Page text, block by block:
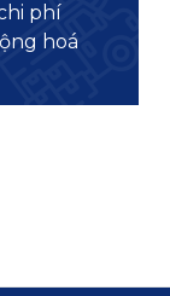
phí
hoá